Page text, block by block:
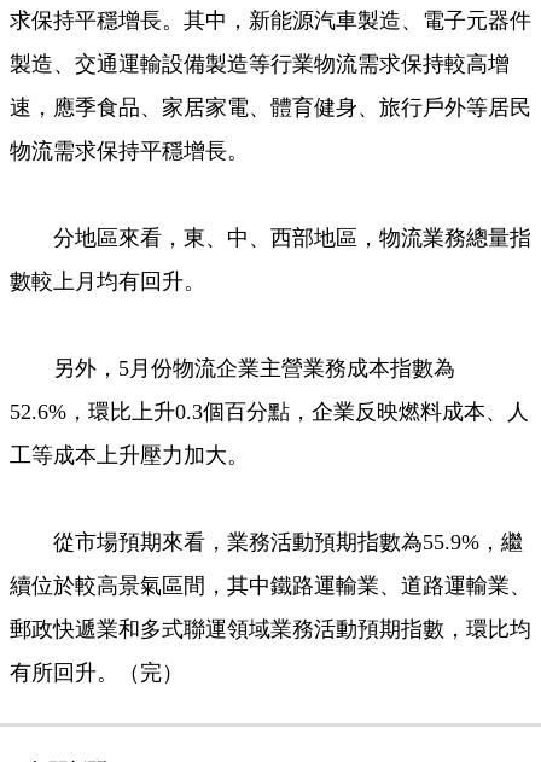
求保持平穩增長。其中，新能源汽車製造、電子元器件
製造、交通運輸設備製造等行業物流需求保持較高增
速，應季食品、家居家電、體育健身、旅行戶外等居民
物流需求保持平穩增長。
分地區來看，東、中、西部地區，物流業務總量指
數較上月均有回升。
另外，5月份物流企業主營業務成本指數為
52.6%，環比上升0.3個百分點，企業反映燃料成本、人
工等成本上升壓力加大。
從市場預期來看，業務活動預期指數為55.9%，繼
續位於較高景氣區間，其中鐵路運輸業、道路運輸業、
郵政快遞業和多式聯運領域業務活動預期指數，環比均
有所回升。（完）